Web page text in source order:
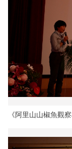
《阿里山山椒魚觀